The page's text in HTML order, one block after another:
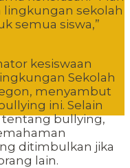
sekolah
semua siswa,”
kesiswaan
Sekolah
menyambut
ini. Selain
bullying,
ditimbulkan jika
lain.